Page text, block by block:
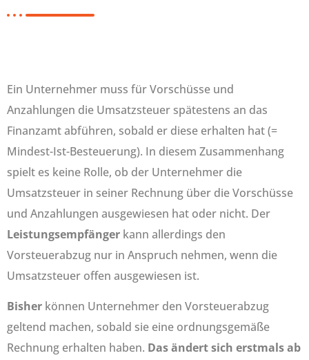
Ein Unternehmer muss für Vorschüsse und
Anzahlungen die Umsatzsteuer spätestens an das
Finanzamt abführen, sobald er diese erhalten hat (=
Mindest-Ist-Besteuerung). In diesem Zusammenhang
spielt es keine Rolle, ob der Unternehmer die
Umsatzsteuer in seiner Rechnung über die Vorschüsse
und Anzahlungen ausgewiesen hat oder nicht. Der
Leistungsempfänger kann allerdings den
Vorsteuerabzug nur in Anspruch nehmen, wenn die
Umsatzsteuer offen ausgewiesen ist.
Bisher können Unternehmer den Vorsteuerabzug
geltend machen, sobald sie eine ordnungsgemäße
Rechnung erhalten haben. Das ändert sich erstmals ab